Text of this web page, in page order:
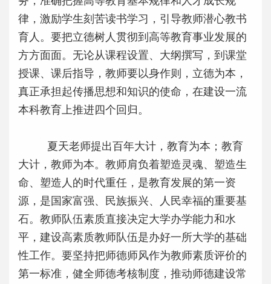
律，激励学生刻苦读书学习，引导教师潜心教书
育人。要把立德树人贯彻到高等教育事业发展的
方方面面。无论从课程设置、大纲撰写，到课堂
授课、课后指导，教师要以身作则，立德为本，
真正承担起传播思想和知识的使命，在建设一流
本科教育上推进四个回归。
夏天老师提出百年大计，教育为本；教育
大计，教师为本。教师肩负着塑造灵魂、塑造生
命、塑造人的时代重任，是教育发展的第一资
源，是国家富强、民族振兴、人民幸福的重要基
石。教师队伍素质直接决定大学办学能力和水
平，建设高素质教师队伍是办好一所大学的基础
性工作。要坚持把师德师风作为教师素质评价的
第一标准，健全师德考核制度，推动师德建设常